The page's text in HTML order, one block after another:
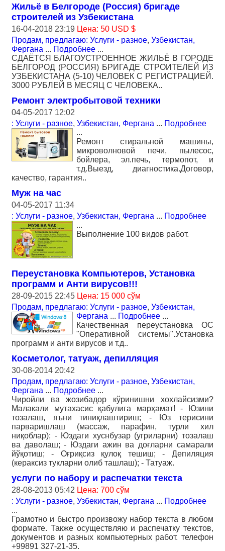
Жильё в Белгороде (Россия) бригаде
строителей из Узбекистана
16-04-2018 23:19 Цена: 50 USD $
Продам, предлагаю: Услуги - разное, Узбекистан,
Фергана ... Подробнее ...
СДАЁТСЯ БЛАГОУСТРОЕННОЕ ЖИЛЬЁ В ГОРОДЕ
БЕЛГОРОД (РОССИЯ) БРИГАДЕ СТРОИТЕЛЕЙ ИЗ
УЗБЕКИСТАНА (5-10) ЧЕЛОВЕК С РЕГИСТРАЦИЕЙ.
3000 РУБЛЕЙ В МЕСЯЦ С ЧЕЛОВЕКА..
Ремонт электробытовой техники
04-05-2017 12:02
: Услуги - разное, Узбекистан, Фергана ... Подробнее
...
Ремонт стиральной машины,
микроволновой печи, пылесос,
бойлера, эл.печь, термопот, и
т.д.Выезд, диагностика.Договор,
качество, гарантия..
Муж на час
04-05-2017 11:34
: Услуги - разное, Узбекистан, Фергана ... Подробнее
...
Выполнение 100 видов работ.
Переустановка Компьютеров, Установка
программ и Анти вирусов!!!
28-09-2015 22:45 Цена: 15 000 сўм
Продам, предлагаю: Услуги - разное, Узбекистан,
Фергана ... Подробнее ...
Качественная переустановка ОС
"Оперативной системы".Установка
программ и анти вирусов и т.д..
Косметолог, татуаж, депилляция
30-08-2014 20:42
Продам, предлагаю: Услуги - разное, Узбекистан,
Фергана ... Подробнее ...
Чиройли ва жозибадор кўринишни хохлайсизми?
Малакали мутахасис қабулига марҳамат! - Юзини
тозалаш, яъни тиниқлаштириш; - Юз терисини
парваришлаш (массаж, парафин, турли хил
ниқоблар); - Юздаги хуснбузар (угриларни) тозалаш
ва даволаш; - Юздаги ажин ва доғларни самарали
йўқотиш; - Оғриқсиз қулоқ тешиш; - Депиляция
(кераксиз тукларни олиб ташлаш); - Татуаж.
услуги по набору и распечатки текста
28-08-2013 05:42 Цена: 700 сўм
: Услуги - разное, Узбекистан, Фергана ... Подробнее
...
Грамотно и быстро произвожу набор текста в любом
формате. Также осуществляю и распечатку текстов,
документов и разных компьютерных работ. телефон
+99891 327-21-35.